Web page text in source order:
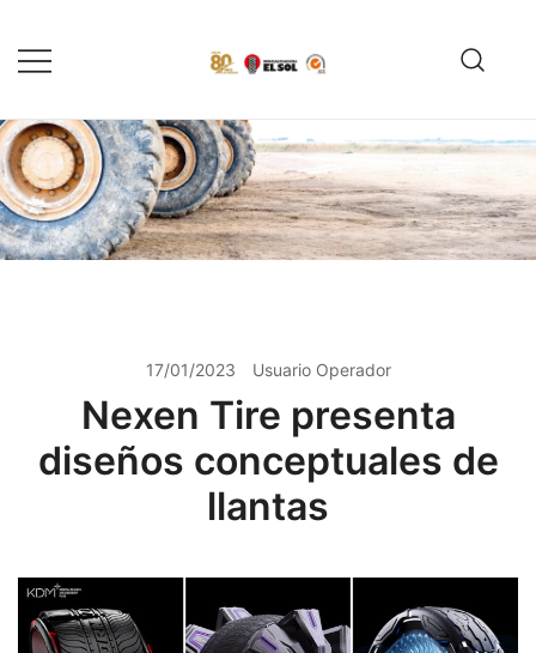
contenido
Reencauche de llantas con
Calidad ISO 9001
reencauche de llantas con garantía
ISO 9001
17/01/2023 Usuario Operador
Nexen Tire presenta
diseños conceptuales de
llantas